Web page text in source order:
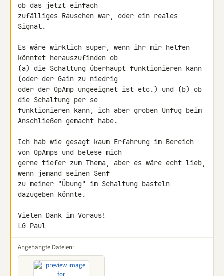
ob das jetzt einfach
zufälliges Rauschen war, oder ein reales
Signal.
Es wäre wirklich super, wenn ihr mir helfen
könntet herauszufinden ob
(a) die Schaltung überhaupt funktionieren kann
(oder der Gain zu niedrig
oder der OpAmp ungeeignet ist etc.) und (b) ob
die Schaltung per se
funktionieren kann, ich aber groben Unfug beim
Anschließen gemacht habe.
Ich hab wie gesagt kaum Erfahrung im Bereich
von OpAmps und belese mich
gerne tiefer zum Thema, aber es wäre echt lieb,
wenn jemand seinen Senf
zu meiner "Übung" im Schaltung basteln
dazugeben könnte.
Vielen Dank im Voraus!
LG Paul
Angehängte Dateien: